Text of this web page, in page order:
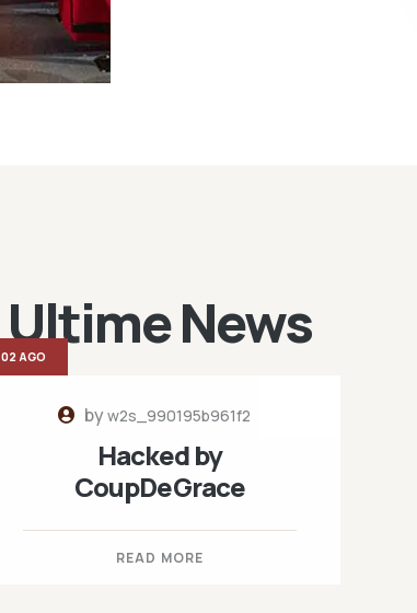
Ultime News
byw2s_990195b961f2
Hacked by
CoupDeGrace
READ MORE
02 AGO